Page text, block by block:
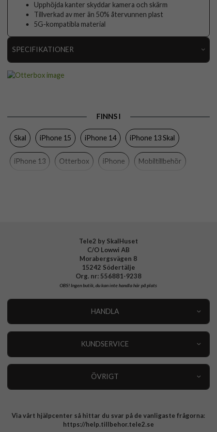
Upphöjda kanter skyddar kamera och skärm
Tillverkad av mer än 50% återvunnen plast
5G-kompatibla material
SPECIFIKATIONER
Färg Orange
Gummi, Hårdplast (PC)
FINNS I
Skal iPhone 15 iPhone 14 iPhone 13 Skal
iPhone 13 Otterbox iPhone Mobiltillbehör
Tele2 by SkalHuset
C/O Lowwi AB
Morabergsvägen 8
15242 Södertälje
Org. nr: 556881-9238
OBS!Ingen butik, du kan inte handla här på plats
HANDLA
KUNDSERVICE
ÖVRIGT
Integritetspolicy
Via vårt hjälpcenter så hittar du svar på de vanligaste frågorna:
https://help.tillbehor.tele2.se